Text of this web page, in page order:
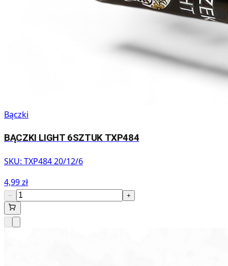
Bączki
BĄCZKI LIGHT 6SZTUK TXP484
SKU: TXP484 20/12/6
4,99 zł
− +